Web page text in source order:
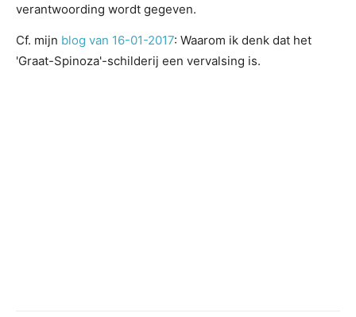
verantwoording wordt gegeven.
Cf. mijn blog van 16-01-2017: Waarom ik denk dat het
'Graat-Spinoza'-schilderij een vervalsing is.